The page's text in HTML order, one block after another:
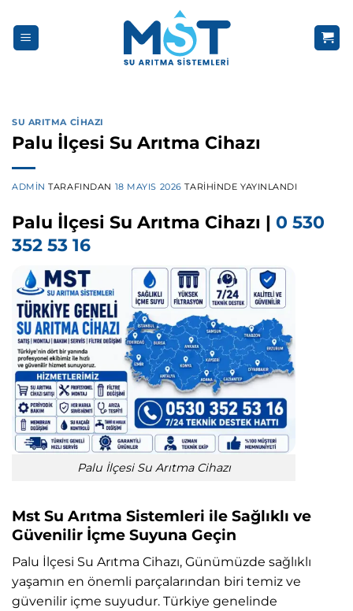
atla
SU ARITMA CIHAZI
Palu İlçesi Su Arıtma Cihazı
ADMIN TARAFINDAN 18 MAYIS 2026 TARIHINDE YAYINLANDI
Palu İlçesi Su Arıtma Cihazı | 0 530
352 53 16
Palu İlçesi Su Arıtma Cihazı
Mst Su Arıtma Sistemleri ile Sağlıklı ve
Güvenilir İçme Suyuna Geçin
Palu İlçesi Su Arıtma Cihazı, Günümüzde sağlıklı
yaşamın en önemli parçalarından biri temiz ve
güvenilir içme suyudur. Türkiye genelinde